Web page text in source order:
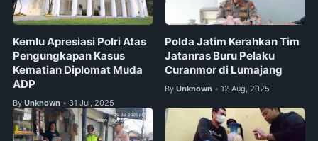
Kemlu Apresiasi Polri Atas
Pengungkapan Kasus
Kematian Diplomat Muda
ADP
By Unknown • 31 Jul, 2025
Polda Jatim Kerahkan Tim
Jatanras Buru Pelaku
Curanmor di Lumajang
By Unknown • 12 Aug, 2025